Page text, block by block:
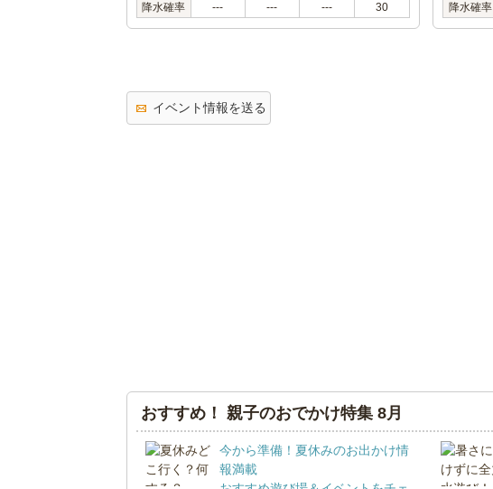
降水確率
--- --- --- 30
降水確率
イベント情報を送る
おすすめ！ 親子のおでかけ特集 8月
今から準備！夏休みのお出かけ情
報満載